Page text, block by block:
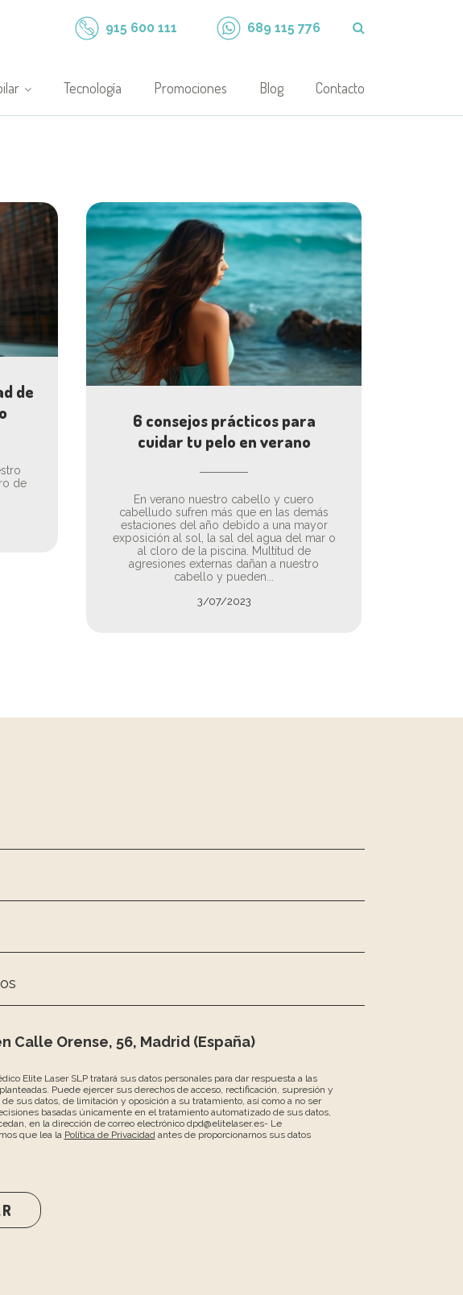
915 600 111 689 115 776
Tecnología Promociones Blog Contacto
de
de
6 consejos prácticos para
cuidar tu pelo en verano
En verano nuestro cabello y cuero
cabelludo sufren más que en las demás
estaciones del año debido a una mayor
exposición al sol, la sal del agua del mar o
al cloro de la piscina. Multitud de
agresiones externas dañan a nuestro
cabello y pueden...
3/07/2023
Calle Orense, 56, Madrid (España)
Elite Laser SLP tratará sus datos personales para dar respuesta a las
Puede ejercer sus derechos de acceso, rectificación, supresión y
sus datos, de limitación y oposición a su tratamiento, así como a no ser
basadas únicamente en el tratamiento automatizado de sus datos,
en la dirección de correo electrónico dpd@elitelaser.es- Le
que lea la Política de Privacidad antes de proporcionarnos sus datos